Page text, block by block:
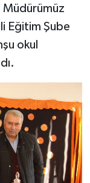
Müdürümüz
Eğitim Şube
okul